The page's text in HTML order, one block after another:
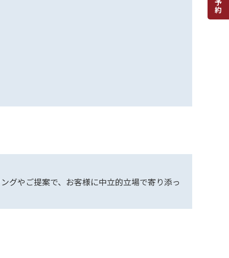
グやご提案で、お客様に中立的立場で寄り添っ